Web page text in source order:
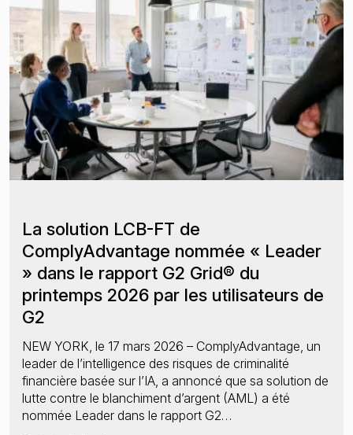
La solution LCB-FT de
ComplyAdvantage nommée « Leader
» dans le rapport G2 Grid® du
printemps 2026 par les utilisateurs de
G2
NEW YORK, le 17 mars 2026 – ComplyAdvantage, un
leader de l’intelligence des risques de criminalité
financière basée sur l’IA, a annoncé que sa solution de
lutte contre le blanchiment d’argent (AML) a été
nommée Leader dans le rapport G2…